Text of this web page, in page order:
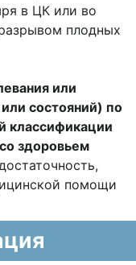
в ЦК или во
плодных
или
состояний) по
классификации
здоровьем
помощи